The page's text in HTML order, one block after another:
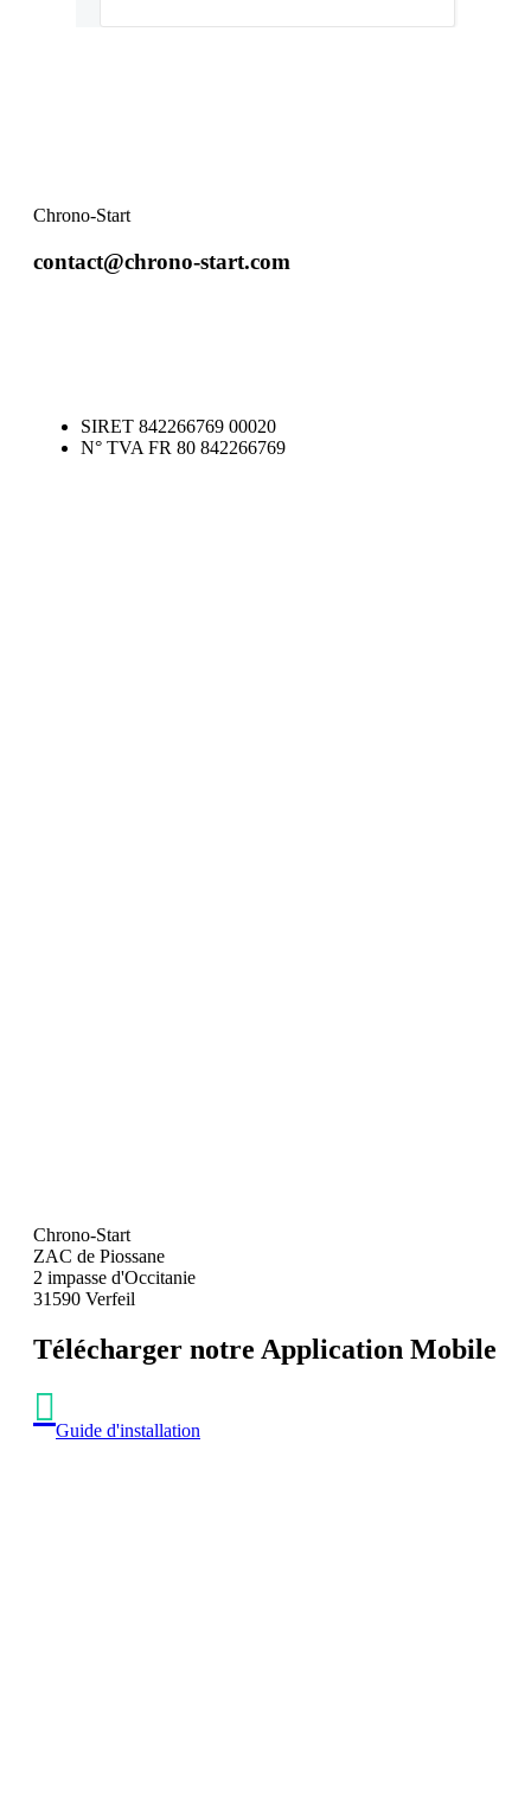
Chrono-Start
contact@chrono-start.com
SIRET 842266769 00020
N° TVA FR 80 842266769
Chrono-Start
ZAC de Piossane
2 impasse d'Occitanie
31590 Verfeil
Télécharger notre Application Mobile
Guide d'installation